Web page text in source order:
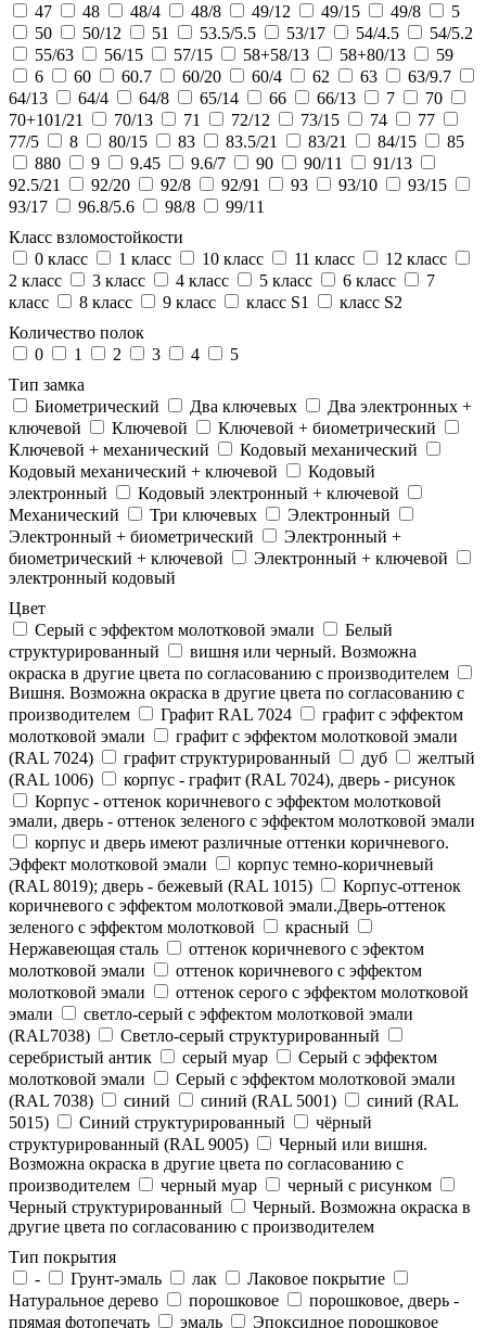
47
48 48/4 48/8 49/12 49/15 49/8
5
50
50/12 51 53.5/5.5 53/17 54/4.5
54/5.2
55/63
56/15 57/15 58+58/13 58+80/13
59
6
60 60.7 60/20 60/4 62 63
63/9.7
64/13
64/4 64/8 65/14 66 66/13 7
70
70+101/21
70/13 71 72/12 73/15 74
77
77/5
8 80/15 83 83.5/21 83/21 84/15
85
880
9 9.45 9.6/7 90 90/11
91/13
92.5/21
92/20 92/8 92/91 93 93/10
93/15
93/17
96.8/5.6 98/8
99/11
Класс взломостойкости
0 класс
1 класс 10 класс 11 класс
12 класс
2 класс
3 класс 4 класс 5 класс 6 класс
7
класс
8 класс 9 класс класс S1
класс S2
Количество полок
0
1 2 3 4
5
Тип замка
Биометрический
Два ключевых
Два электронныx +
ключевой
Ключевой
Ключевой + биометрический
Ключевой + механический
Кодовый механический
Кодовый механический + ключевой
Кодовый
электронный
Кодовый электронный + ключевой
Механический
Три ключевых
Электронный
Электронный + биометрический
Электронный +
биометрический + ключевой
Электронный + ключевой
электронный кодовый
Цвет
Cерый с эффектом молотковой эмали
Белый
структурированный
вишня или черный. Возможна
окраска в другие цвета по согласованию с производителем
Вишня. Возможна окраска в другие цвета по согласованию с
производителем
Графит RAL 7024
графит с эффектом
молотковой эмали
графит с эффектом молотковой эмали
(RAL 7024)
графит структурированный дуб
желтый
(RAL 1006)
корпус - графит (RAL 7024), дверь - рисунок
Корпус - оттенок коричневого с эффектом молотковой
эмали, дверь - оттенок зеленого с эффектом молотковой эмали
корпус и дверь имеют различные оттенки коричневого.
Эффект молотковой эмали
корпус темно-коричневый
(RAL 8019); дверь - бежевый (RAL 1015)
Корпус-оттенок
коричневого с эффектом молотковой эмали.Дверь-оттенок
зеленого с эффектом молотковой
красный
Нержавеющая сталь
оттенок коричневого с эфектом
молотковой эмали
оттенок коричневого с эффектом
молотковой эмали
оттенок серого с эффектом молотковой
эмали
светло-серый с эффектом молотковой эмали
(RAL7038)
Светло-серый структурированный
серебристый антик
серый муар
Серый с эффектом
молотковой эмали
Серый с эффектом молотковой эмали
(RAL 7038)
синий синий (RAL 5001)
синий (RAL
5015)
Синий структурированный
чёрный
структурированный (RAL 9005)
Черный или вишня.
Возможна окраска в другие цвета по согласованию с
производителем
черный муар
черный с рисунком
Черный структурированный
Черный. Возможна окраска в
другие цвета по согласованию с производителем
Тип покрытия
-
Грунт-эмаль лак
Лаковое покрытие
Натуральное дерево
порошковое
порошковое, дверь -
прямая фотопечать
эмаль Эпоксидное порошковое